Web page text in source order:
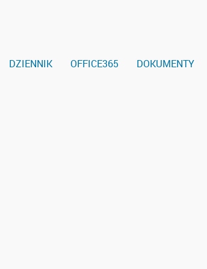
DZIENNIK OFFICE365 DOKUMENTY